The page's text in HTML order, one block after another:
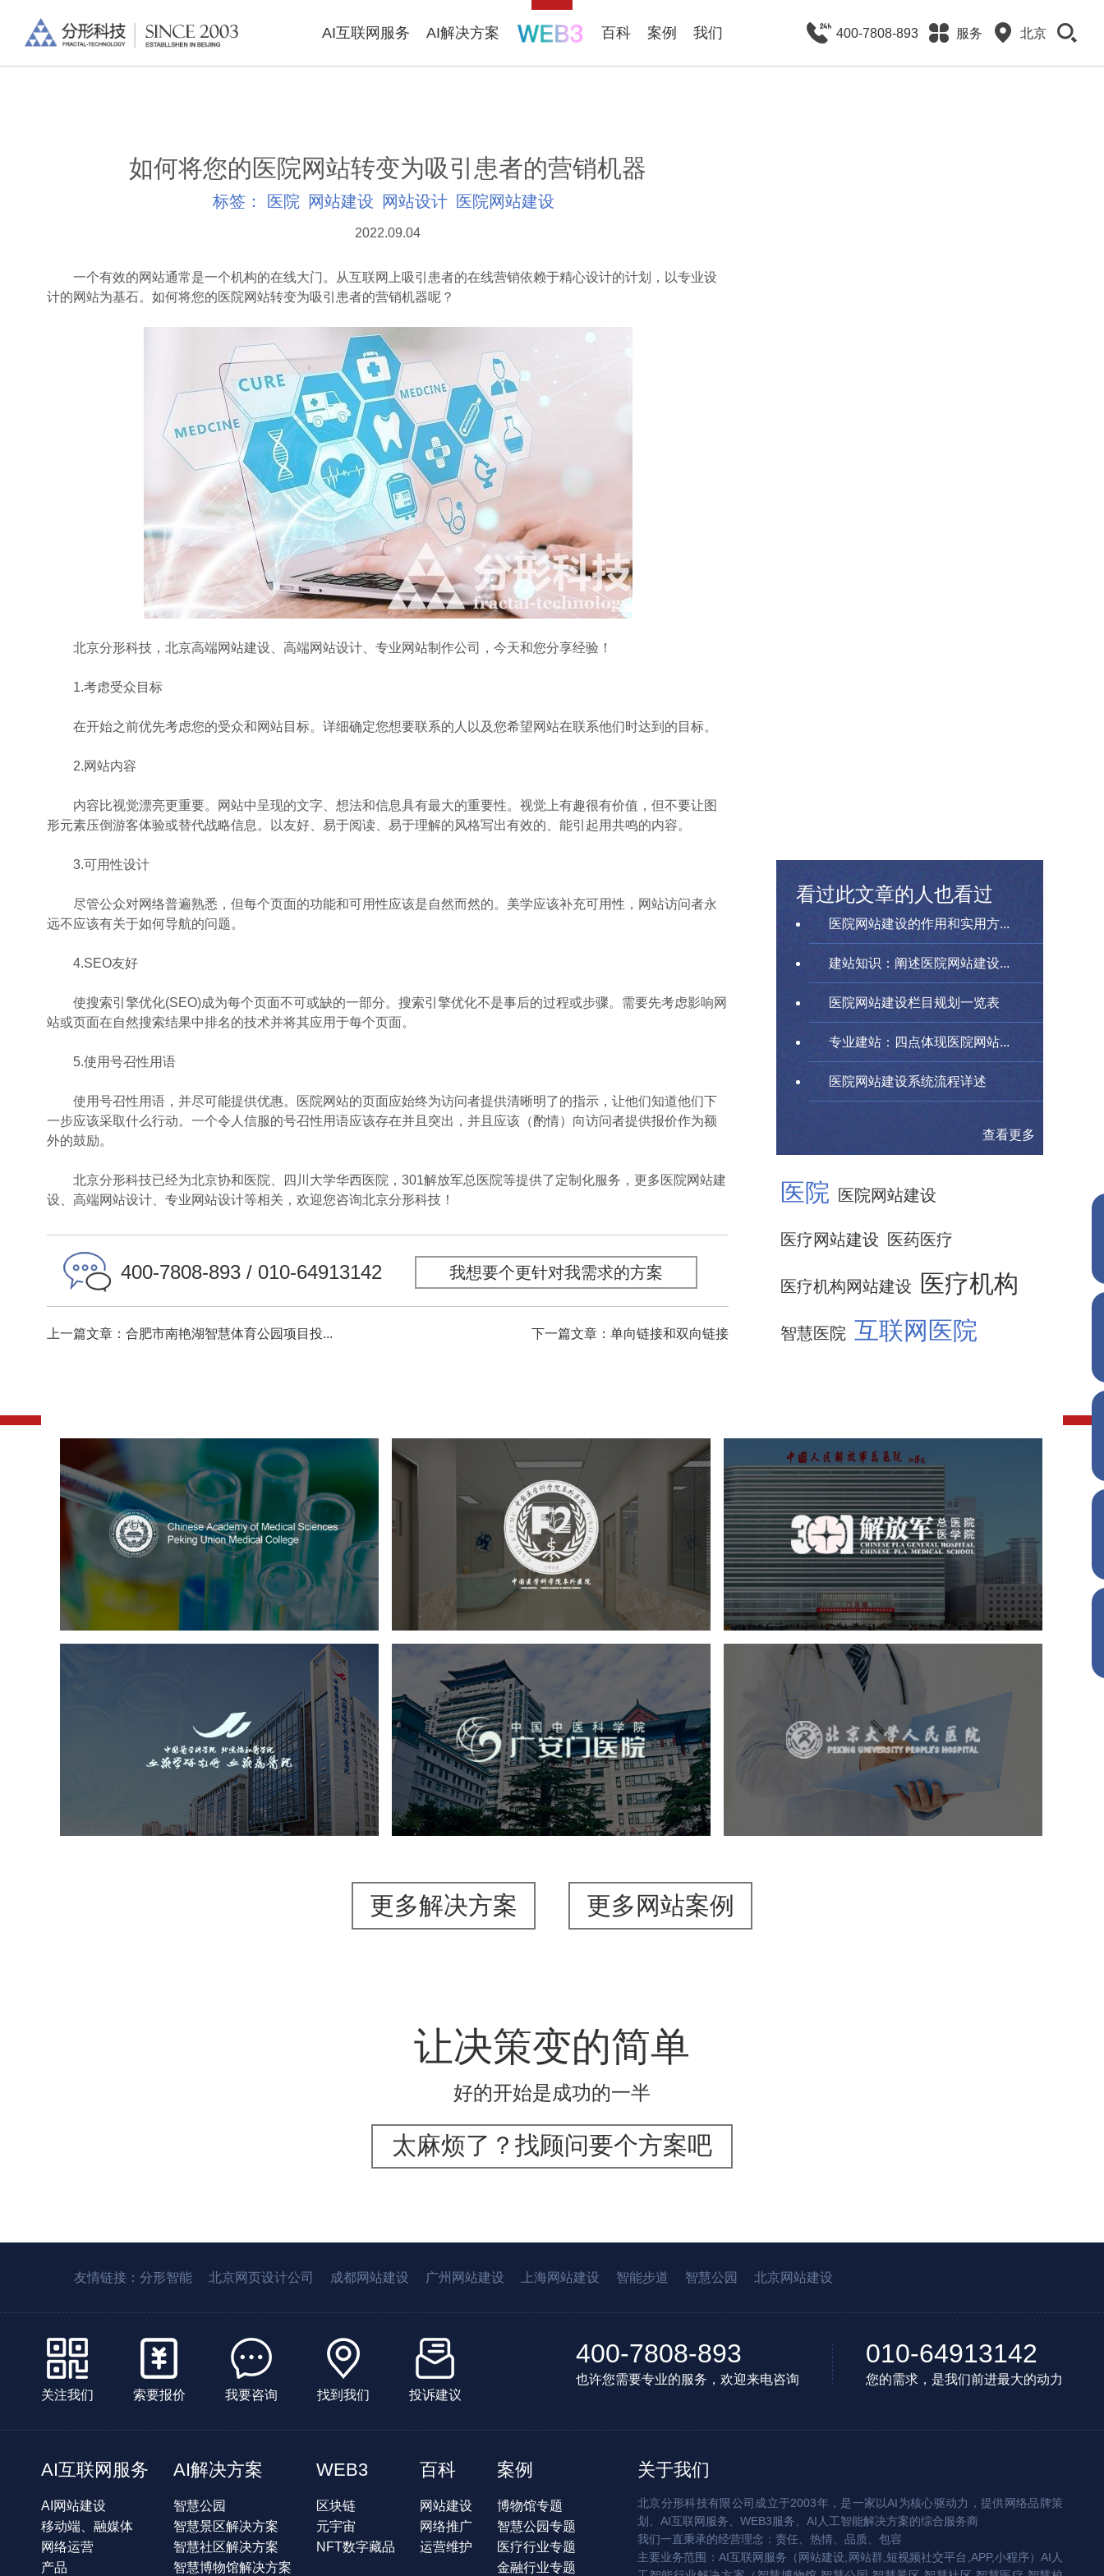
AI互联网服务 AI解决方案 百科 案例 我们 400-7808-893 服务 北京
如何将您的医院网站转变为吸引患者的营销机器
标签： 医院 网站建设 网站设计 医院网站建设
2022.09.04
一个有效的网站通常是一个机构的在线大门。从互联网上吸引患者的在线营销依赖于精心设计的计划，以专业设
计的网站为基石。如何将您的医院网站转变为吸引患者的营销机器呢？
北京分形科技，北京高端网站建设、高端网站设计、专业网站制作公司，今天和您分享经验！
1.考虑受众目标
在开始之前优先考虑您的受众和网站目标。详细确定您想要联系的人以及您希望网站在联系他们时达到的目标。
2.网站内容
内容比视觉漂亮更重要。网站中呈现的文字、想法和信息具有最大的重要性。视觉上有趣很有价值，但不要让图
形元素压倒游客体验或替代战略信息。以友好、易于阅读、易于理解的风格写出有效的、能引起用共鸣的内容。
3.可用性设计
尽管公众对网络普遍熟悉，但每个页面的功能和可用性应该是自然而然的。美学应该补充可用性，网站访问者永
远不应该有关于如何导航的问题。
4.SEO友好
使搜索引擎优化(SEO)成为每个页面不可或缺的一部分。搜索引擎优化不是事后的过程或步骤。需要先考虑影响网
站或页面在自然搜索结果中排名的技术并将其应用于每个页面。
5.使用号召性用语
使用号召性用语，并尽可能提供优惠。医院网站的页面应始终为访问者提供清晰明了的指示，让他们知道他们下
一步应该采取什么行动。一个令人信服的号召性用语应该存在并且突出，并且应该（酌情）向访问者提供报价作为额
外的鼓励。
北京分形科技已经为北京协和医院、四川大学华西医院，301解放军总医院等提供了定制化服务，更多医院网站建
设、高端网站设计、专业网站设计等相关，欢迎您咨询北京分形科技！
400-7808-893 / 010-64913142 我想要个更针对我需求的方案
上一篇文章：合肥市南艳湖智慧体育公园项目投... 下一篇文章：单向链接和双向链接
看过此文章的人也看过
医院网站建设的作用和实用方...
建站知识：阐述医院网站建设...
医院网站建设栏目规划一览表
专业建站：四点体现医院网站...
医院网站建设系统流程详述
查看更多
医院 医院网站建设
医疗网站建设 医药医疗
医疗机构网站建设 医疗机构
智慧医院 互联网医院
中国医学科学院
医药医疗 医院网站建设
定制开发
大学网站建设
高校网站建设
阜外医院
医院 医院网站建设 定制开发
中国人民解放军总医院 301
医院
医药医疗 医院 医院网站建设 定制开发
中国医学科学院血液病医院
（中国医学科学院...
医院网站建设
互联网医院
网站建设 网页设计
广安门医院
医药医疗 医院 医院网站建设
互联网医院
品牌官网
网站建设 网页设计
北京大学人民医院
医院
医院网站建设
定制开发 网站代运营
更多解决方案 更多网站案例
让决策变的简单
好的开始是成功的一半
太麻烦了？找顾问要个方案吧
友情链接： 分形智能 北京网页设计公司 成都网站建设 广州网站建设 上海网站建设 智能步道 智慧公园 北京网站建设
关注我们 索要报价 我要咨询 找到我们 投诉建议
400-7808-893
也许您需要专业的服务，欢迎来电咨询
010-64913142
您的需求，是我们前进最大的动力
AI互联网服务
AI网站建设
移动端、融媒体
网络运营
产品
AI解决方案
智慧公园
智慧景区解决方案
智慧社区解决方案
智慧博物馆解决方案
WEB3
区块链
元宇宙
NFT数字藏品
百科
网站建设
网络推广
运营维护
案例
博物馆专题
智慧公园专题
医疗行业专题
金融行业专题
关于我们
北京分形科技有限公司成立于2003年，是一家以AI为核心驱动力，提供网络品牌策
划、AI互联网服务、WEB3服务、AI人工智能解决方案的综合服务商
我们一直秉承的经营理念：责任、热情、品质、包容
主要业务范围：AI互联网服务（网站建设,网站群,短视频社交平台,APP,小程序）AI人